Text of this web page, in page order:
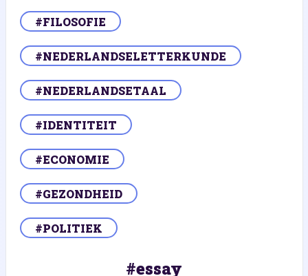
#FILOSOFIE
#NEDERLANDSELETTERKUNDE
#NEDERLANDSETAAL
#IDENTITEIT
#ECONOMIE
#GEZONDHEID
#POLITIEK
#essay